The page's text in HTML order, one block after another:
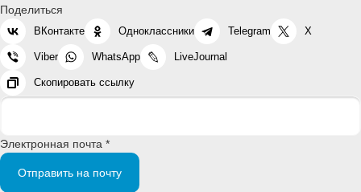
Поделиться
ВКонтакте Одноклассники Telegram X
Viber WhatsApp LiveJournal
Скопировать ссылку
Электронная почта *
Отправить на почту